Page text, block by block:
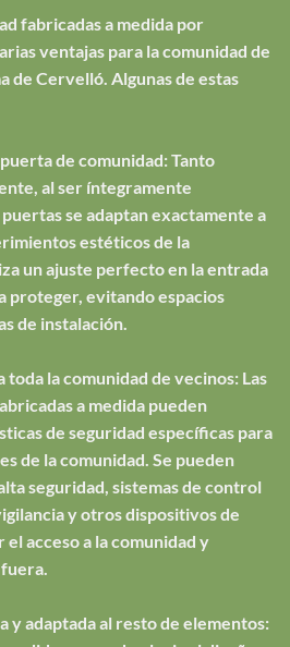
fabricadas a medida por
ventajas para la comunidad de
de Cervelló. Algunas de estas
de comunidad: Tanto
al ser íntegramente
se adaptan exactamente a
estéticos de la
un ajuste perfecto en la entrada
proteger, evitando espacios
de instalación.
la comunidad de vecinos: Las
a medida pueden
de seguridad específicas para
de la comunidad. Se pueden
seguridad, sistemas de control
y otros dispositivos de
acceso a la comunidad y
y adaptada al resto de elementos: